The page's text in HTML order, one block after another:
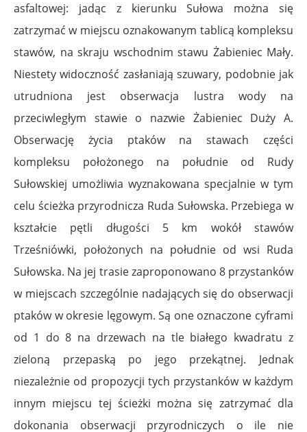
asfaltowej: jadąc z kierunku Sułowa można się
zatrzymać w miejscu oznakowanym tablicą kompleksu
stawów, na skraju wschodnim stawu Żabieniec Mały.
Niestety widoczność zasłaniają szuwary, podobnie jak
utrudniona jest obserwacja lustra wody na
przeciwległym stawie o nazwie Żabieniec Duży A.
Obserwację życia ptaków na stawach części
kompleksu położonego na południe od Rudy
Sułowskiej umożliwia wyznakowana specjalnie w tym
celu ścieżka przyrodnicza Ruda Sułowska. Przebiega w
kształcie pętli długości 5 km wokół stawów
Trześniówki, położonych na południe od wsi Ruda
Sułowska. Na jej trasie zaproponowano 8 przystanków
w miejscach szczególnie nadających się do obserwacji
ptaków w okresie lęgowym. Są one oznaczone cyframi
od 1 do 8 na drzewach na tle białego kwadratu z
zieloną przepaską po jego przekątnej. Jednak
niezależnie od propozycji tych przystanków w każdym
innym miejscu tej ścieżki można się zatrzymać dla
dokonania obserwacji przyrodniczych o ile nie